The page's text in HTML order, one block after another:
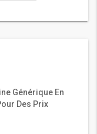
Générique En
Des Prix